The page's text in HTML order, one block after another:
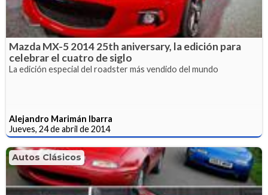
Mazda MX-5 2014 25th aniversary, la edición para
celebrar el cuatro de siglo
La edición especial del roadster más vendido del mundo
Alejandro Marimán Ibarra
Jueves, 24 de abril de 2014
Autos Clásicos